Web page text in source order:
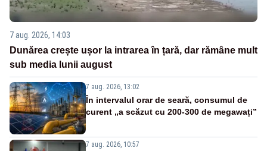
7 aug. 2026, 14:03
Dunărea crește ușor la intrarea în țară, dar rămâne mult
sub media lunii august
7 aug. 2026, 13:02
În intervalul orar de seară, consumul de
curent „a scăzut cu 200-300 de megawați”
7 aug. 2026, 10:57